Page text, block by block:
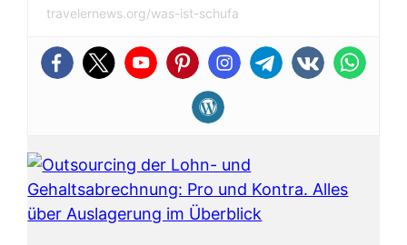
travelernews.org/was-ist-schufa